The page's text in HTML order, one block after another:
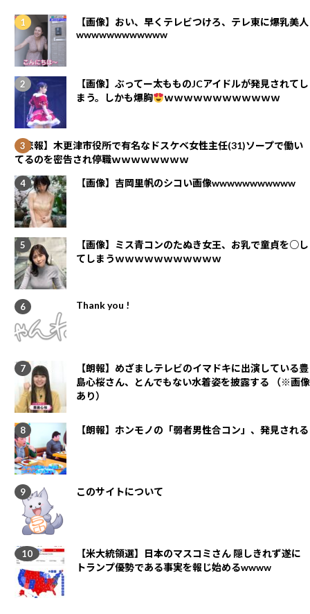
【画像】おい、早くテレビつけろ、テレ東に爆乳美人
wwwwwwwwwwww
【画像】ぶってー太もものJCアイドルが発見されてし
まう。しかも爆胸
ｗｗｗｗｗｗｗｗｗｗｗｗ
【悲報】木更津市役所で有名なドスケベ女性主任(31)ソープで働い
てるのを密告され停職ｗｗｗｗｗｗｗｗ
【画像】吉岡里帆のシコい画像wwwwwwwwwww
【画像】ミス青コンのたぬき女王、お乳で童貞を○し
てしまうｗｗｗｗｗｗｗｗｗｗｗ
Thank you !
【朗報】めざましテレビのイマドキに出演している豊
島心桜さん、とんでもない水着姿を披露する （※画像
あり）
【朗報】ホンモノの「弱者男性合コン」、発見される
このサイトについて
【米大統領選】日本のマスコミさん 隠しきれず遂に
トランプ優勢である事実を報じ始めるwwww